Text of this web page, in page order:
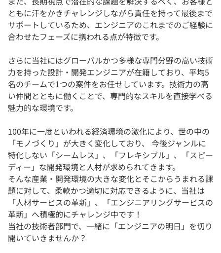
ともに汗をかきチャレンジしながら責任を持って最後まで
サポートしているため、エンジニアのこれまでのご経験に
合わせたフェーズに携われる点が特徴です。
さらに当社にはグローバルかつ多様な専門分野の高い技術
力を持った設計・開発エンジニアが在籍しており、平均5
名のチームで1つの案件をお任せしています。技術力の高
い仲間とともに働くことで、専門的なスキルを直接学べる
魅力的な環境です。
100年に一度といわれる経済環境の激化により、世の中の
「モノづくり」が大きく変化しており、 今後ジャンルに
特化しない「シームレス」、「フレキシブル」、「スピー
ディー」な開発環境と人材が求められてきます。
そんな産業・開発環境の大きな変化とそこからうまれる課
題に対して、柔軟かつ適切に対応できるように、当社は
「人材サービスの革新」、「エンジニアリングサービスの
革新」へ積極的にチャレンジ中です！
当社の技術者部門で、一緒に「エンジニアの明日」を切り
開いていきませんか？